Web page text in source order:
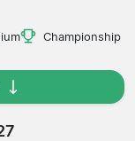
Championship